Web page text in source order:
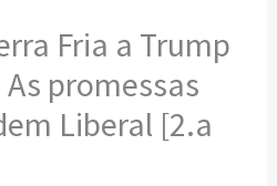
Fria a Trump
promessas
Liberal [2.a